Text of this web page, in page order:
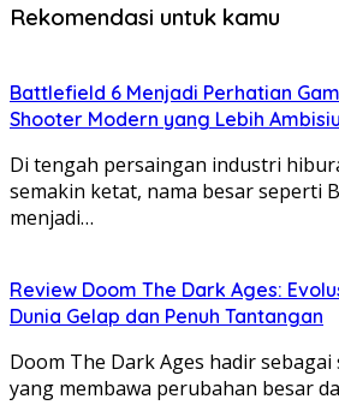
Rekomendasi untuk kamu
Battlefield 6 Menjadi Perhatian
Shooter Modern yang Lebih
Di tengah persaingan industri
semakin ketat, nama besar seperti
menjadi…
Review Doom The Dark Ages:
Dunia Gelap dan Penuh Tantangan
Doom The Dark Ages hadir sebagai
yang membawa perubahan besar